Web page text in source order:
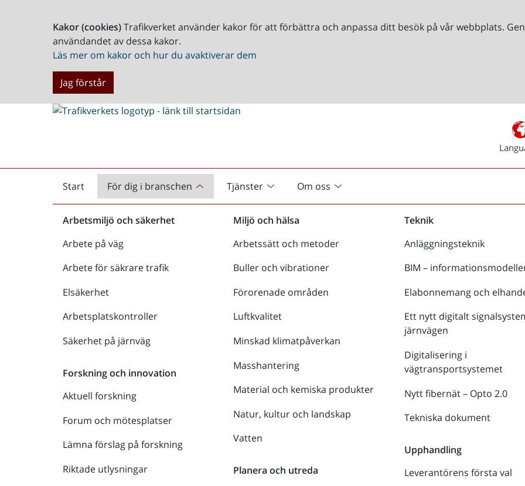
Kakor (cookies)Trafikverket använder kakor för att förbättra och anpassa ditt besök på vår webbplats.
användandet av dessa kakor.
Läs mer om kakor och hur du avaktiverar dem
Jag förstår
Start
Startsida För dig i branschen Tjänster Om oss
Arbetsmiljö och säkerhet
Arbete på väg
Arbete för säkrare trafik
Elsäkerhet
Arbetsplatskontroller
Säkerhet på järnväg
Forskning och innovation
Aktuell forskning
Forum och mötesplatser
Lämna förslag på forskning
Riktade utlysningar
Miljö och hälsa
Arbetssätt och metoder
Buller och vibrationer
Förorenade områden
Luftkvalitet
Minskad klimatpåverkan
Masshantering
Material och kemiska produkter
Natur, kultur och landskap
Vatten
Planera och utreda
Teknik
Anläggningsteknik
BIM –
Elabonnemang och
Ett nytt digitalt
järnvägen
Digitalisering i
vägtransportsystemet
Nytt fibernät – Opto 2.0
Tekniska dokument
Upphandling
Leverantörens första val